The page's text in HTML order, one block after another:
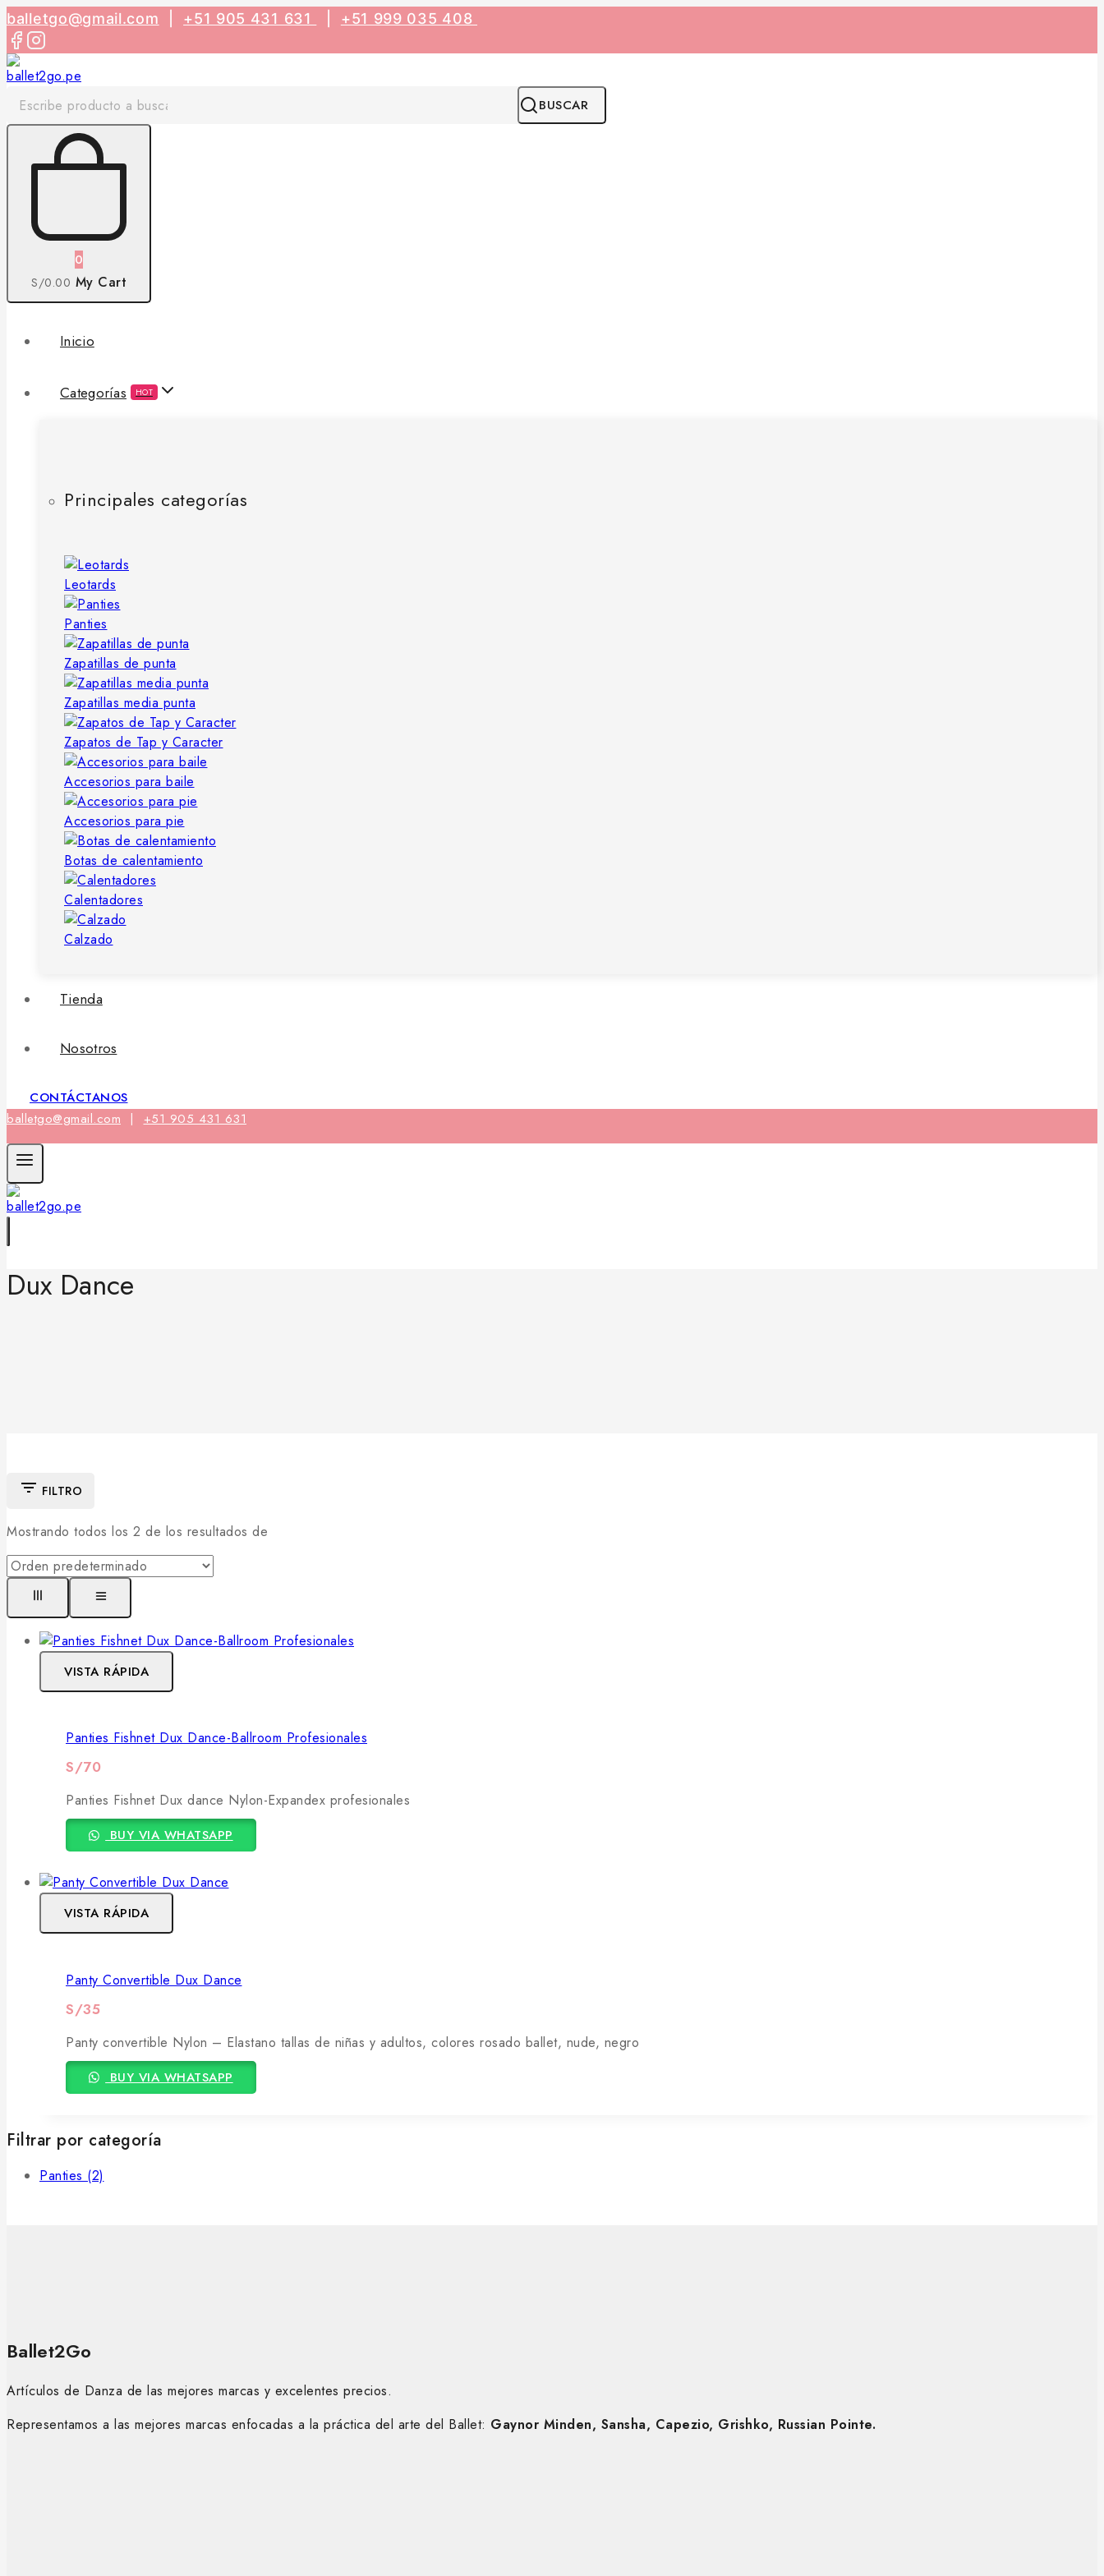
Skip
to
content
balletgo@gmail.com +51 905 431 631 +51 999 035 408
Búsqueda de:
BUSCAR
0
S/0.00 My Cart
Inicio
Categorías HOT
Principales categorías
Leotards
Panties
Zapatillas de punta
Zapatillas media punta
Zapatos de Tap y Caracter
Accesorios para baile
Accesorios para pie
Botas de calentamiento
Calentadores
Calzado
Tienda
Nosotros
CONTÁCTANOS
balletgo@gmail.com |+51 905 431 631
Dux Dance
FILTRO
Mostrando todos los 2 de los resultados de
VISTA RÁPIDA
Panties Fishnet Dux Dance-Ballroom Profesionales
S/70
Panties Fishnet Dux dance Nylon-Expandex profesionales
BUY VIA WHATSAPP
VISTA RÁPIDA
Panty Convertible Dux Dance
S/35
Panty convertible Nylon – Elastano tallas de niñas y adultos, colores rosado ballet, nude, negro
BUY VIA WHATSAPP
Filtrar por categoría
Panties (2)
Ballet2Go
Artículos de Danza de las mejores marcas y excelentes precios.
Representamos a las mejores marcas enfocadas a la práctica del arte del Ballet: Gaynor Minden, Sansha, Capezio, Grishko, Russian Pointe.